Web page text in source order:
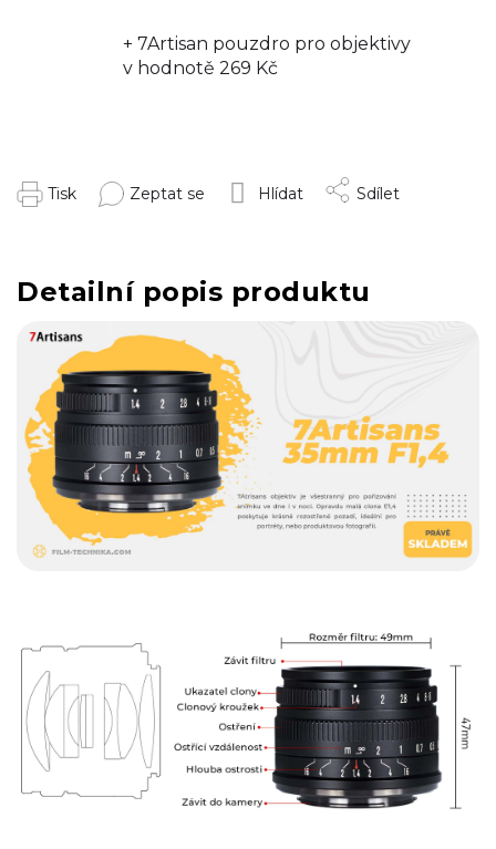
+ 7Artisan pouzdro pro objektivy
v hodnotě 269 Kč
Tisk Zeptat se Hlídat Sdílet
Detailní popis produktu